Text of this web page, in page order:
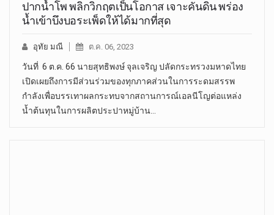
ปากน้ำโพ พลิกวิกฤตเป็นโอกาส เจาะคันดิน พร่อง
น้ำเข้าบึงบอระเพ็ดให้ได้มากที่สุด
อุทัย มณี ต.ค. 06, 2023
วันที่ 6 ต.ค. 66 นายสุทธิพงษ์ จุลเจริญ ปลัดกระทรวงมหาดไทย
เปิดเผยถึงการมีส่วนร่วมของทุกภาคส่วนในการระดมสรรพ
กำลังเพื่อบรรเทาผลกระทบจากสถานการณ์เอลนีโญต่อแหล่ง
น้ำต้นทุนในการผลิตประปาหมู่บ้าน…